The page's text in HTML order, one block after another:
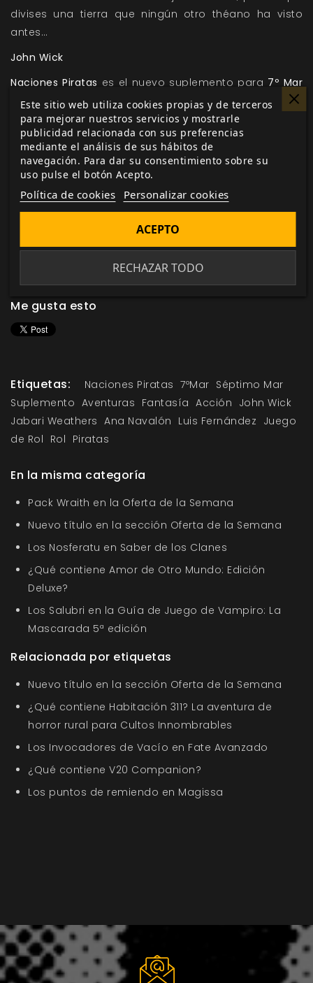
divises una tierra que ningún otro théano ha visto
antes…
John Wick
Naciones Piratas es el nuevo suplemento para 7º Mar
en el que encontrarás toda la información que
necesitas para explorar el mar Atabeano, unirte a la
resistencia numanari, conseguir tatuajes mágicos,
luchar por la libertad de Jaragua contra la ruin
Compañía Comercial Atabeana y, por supuesto,
navegar los Siete Mares como un pirata. Ahora es el
momento de izar la vela mayor, vaciar las pistolas ¡y
prepararse para la aventura en alta mar con
Naciones Piratas!
Me gusta esto
Etiquetas: Naciones Piratas 7ºMar Séptimo Mar
Suplemento Aventuras Fantasía Acción John Wick
Jabari Weathers Ana Navalón Luis Fernández Juego
de Rol Rol Piratas
En la misma categoría
Pack Wraith en la Oferta de la Semana
Nuevo título en la sección Oferta de la Semana
Los Nosferatu en Saber de los Clanes
¿Qué contiene Amor de Otro Mundo: Edición
Deluxe?
Los Salubri en la Guía de Juego de Vampiro: La
Mascarada 5ª edición
Relacionada por etiquetas
Nuevo título en la sección Oferta de la Semana
¿Qué contiene Habitación 311? La aventura de
horror rural para Cultos Innombrables
Los Invocadores de Vacío en Fate Avanzado
¿Qué contiene V20 Companion?
Los puntos de remiendo en Magissa
Este sitio web utiliza cookies propias y de terceros
para mejorar nuestros servicios y mostrarle
publicidad relacionada con sus preferencias
mediante el análisis de sus hábitos de
navegación. Para dar su consentimiento sobre su
uso pulse el botón Acepto.
Política de cookies Personalizar cookies
RECHAZAR TODO
ACEPTO